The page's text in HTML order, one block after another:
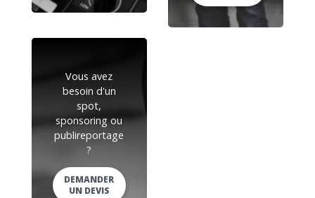
Vous avez
besoin d'un
spot,
sponsoring ou
publireportage
?
DEMANDER
UN DEVIS